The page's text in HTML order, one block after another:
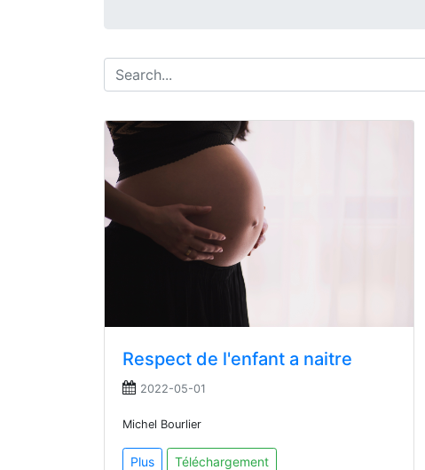
Respect de l'enfant a naitre
2022-05-01
Michel Bourlier
Plus Téléchargement